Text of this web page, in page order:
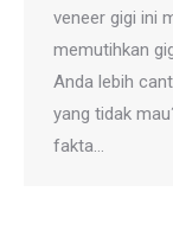
veneer gigi ini
memutihkan
Anda lebih
yang tidak
fakta…